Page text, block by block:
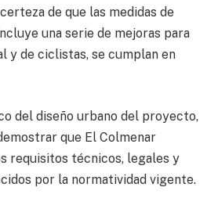
de que las medidas de
una serie de mejoras para
y de ciclistas, se cumplan en
del diseño urbano del proyecto,
que El Colmenar
requisitos técnicos, legales y
por la normatividad vigente.